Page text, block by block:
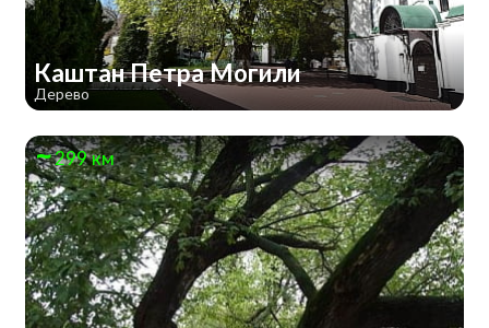
Каштан Петра Могили
Дерево
299 км